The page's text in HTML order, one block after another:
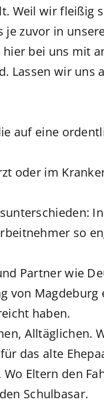
Weil wir fleißig
zuvor in
bei uns mit
Lassen wir uns
auf eine
oder im
so
Partner wie
von Magdeburg
haben.
Alltäglichen.
das alte
Eltern den
Schulbasar.